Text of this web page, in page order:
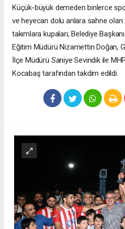
Küçük-büyük demeden binlerce
ve heyecan dolu anlara sahne
takımlara kupaları; Belediye
Eğitim Müdürü Nizamettin Doğan,
İlçe Müdürü Saniye Sevindik ile
Kocabaş tarafından takdim edildi.